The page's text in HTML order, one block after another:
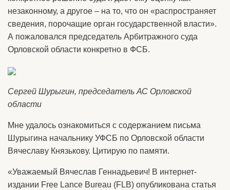
незаконному, а другое – на то, что он «распространяет
сведения, порочащие орган государственной власти».
А пожаловался председатель Арбитражного суда
Орловской области конкретно в ФСБ.
Сергей Шурыгин, председатель АС Орловской
области
Мне удалось ознакомиться с содержанием письма
Шурыгина начальнику УФСБ по Орловской области
Вячеславу Князькову. Цитирую по памяти.
«Уважаемый Вячеслав Геннадьевич! В интернет-
издании Free Lance Bureau (FLB) опубликована статья